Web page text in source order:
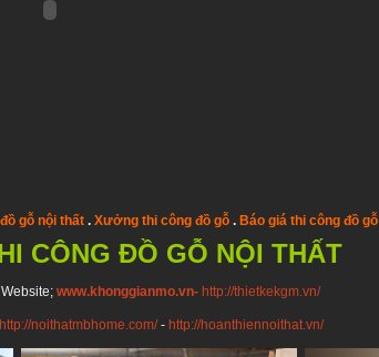
gỗ nội thất .Xưởng thi công đồ gỗ . Báo giá thi công đồ gỗ
CÔNG ĐỒ GỖ NỘI THẤT
Website;www.khonggianmo.vn- http://thietkekgm.vn/
http://noithatmbhome.com/- http://hoanthiennoithat.vn/